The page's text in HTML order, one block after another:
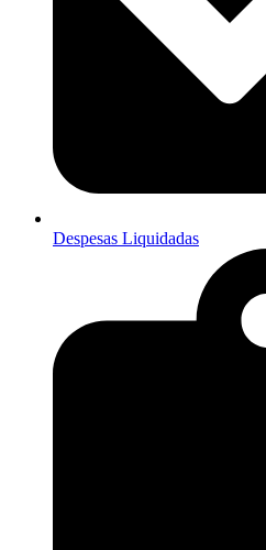
Despesas Liquidadas